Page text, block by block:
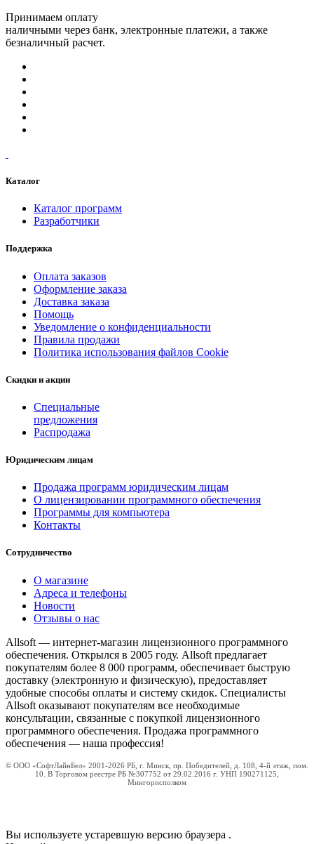
Принимаем оплату
наличными через банк, электронные платежи, а также
безналичный расчет.
Каталог
Каталог программ
Разработчики
Поддержка
Оплата заказов
Оформление заказа
Доставка заказа
Помощь
Уведомление о конфиденциальности
Правила продажи
Политика использования файлов Cookie
Скидки и акции
Специальные
предложения
Распродажа
Юридическим лицам
Продажа программ юридическим лицам
О лицензировании программного обеспечения
Программы для компьютера
Контакты
Сотрудничество
О магазине
Адреса и телефоны
Новости
Отзывы о нас
Allsoft — интернет-магазин лицензионного программного
обеспечения. Открылся в 2005 году. Allsoft предлагает
покупателям более 8 000 программ, обеспечивает быструю
доставку (электронную и физическую), предоставляет
удобные способы оплаты и систему скидок. Специалисты
Allsoft оказывают покупателям все необходимые
консультации, связанные с покупкой лицензионного
программного обеспечения. Продажа программного
обеспечения — наша профессия!
© ООО «СофтЛайнБел» 2001-2026 РБ, г. Минск, пр. Победителей, д. 108, 4-й этаж, пом.
10. В Торговом реестре РБ №307752 от 29.02.2016 г. УНП 190271125,
Мингорисполком
Вы используете устаревшую версию браузера .